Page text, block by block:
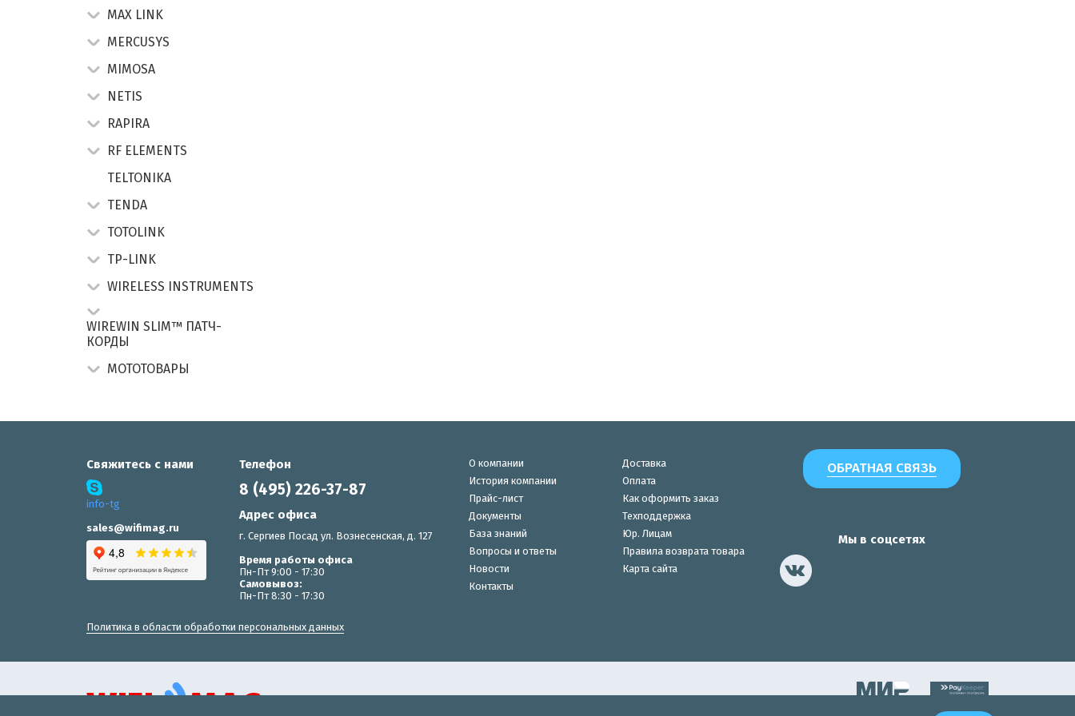
MAX LINK
MERCUSYS
MIMOSA
NETIS
RAPIRA
RF ELEMENTS
TELTONIKA
TENDA
TOTOLINK
TP-LINK
WIRELESS INSTRUMENTS
WIREWIN SLIM™ ПАТЧ-
КОРДЫ
МОТОТОВАРЫ
Свяжитесь с нами
info-tg
sales@wifimag.ru
Телефон
8 (495) 226-37-87
Адрес офиса
г. Сергиев Посад ул. Вознесенская, д. 127
Время работы офиса
Пн-Пт 9:00 - 17:30
Самовывоз:
Пн-Пт 8:30 - 17:30
О компании
История компании
Прайс-лист
Документы
База знаний
Вопросы и ответы
Новости
Контакты
Доставка
Оплата
Как оформить заказ
Техподдержка
Юр. Лицам
Правила возврата товара
Карта сайта
ОБРАТНАЯ СВЯЗЬ
Мы в соцсетях
Политика в области обработки персональных данных